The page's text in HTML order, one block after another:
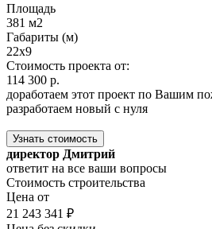
Площадь
381 м2
Габариты (м)
22х9
Стоимость проекта от:
114 300 р.
доработаем этот проект по Вашим
разработаем новый с нуля
Узнать стоимость
директор Дмитрий
ответит на все ваши вопросы
Стоимость строительства
Цена от
21 243 341 ₽